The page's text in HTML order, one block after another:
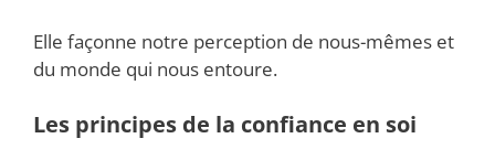
Elle façonne notre perception de nous-mêmes et
du monde qui nous entoure.
Les principes de la confiance en soi